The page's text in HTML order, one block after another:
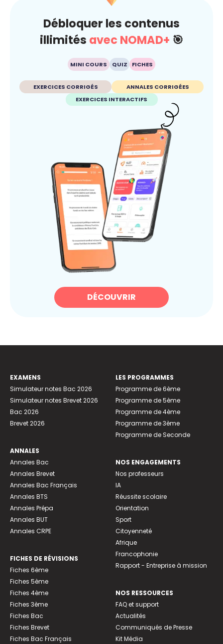
Débloquer les contenus
illimités avec NOMAD+ 🎯
MINI COURS QUIZ FICHES
EXERCICES CORRIGÉS
ANNALES CORRIGÉES
EXERCICES INTERACTIFS
DÉCOUVRIR
EXAMENS
Simulateur notes Bac 2026
Simulateur notes Brevet 2026
Bac 2026
Brevet 2026
ANNALES
Annales Bac
Annales Brevet
Annales Bac Français
Annales BTS
Annales Prépa
Annales BUT
Annales CRPE
FICHES DE RÉVISIONS
Fiches 6ème
Fiches 5ème
Fiches 4ème
Fiches 3ème
Fiches Bac
Fiches Brevet
Fiches Bac Français
LES PROGRAMMES
Programme de 6ème
Programme de 5ème
Programme de 4ème
Programme de 3ème
Programme de Seconde
NOS ENGAGEMENTS
Nos professeurs
IA
Réussite scolaire
Orientation
Sport
Citoyenneté
Afrique
Francophonie
Rapport - Entreprise à mission
NOS RESSOURCES
FAQ et support
Actualités
Communiqués de Presse
Kit Média